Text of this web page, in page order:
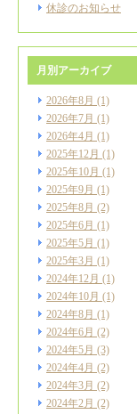
休診のお知らせ
月別アーカイブ
2026年8月 (1)
2026年7月 (1)
2026年4月 (1)
2025年12月 (1)
2025年10月 (1)
2025年9月 (1)
2025年8月 (2)
2025年6月 (1)
2025年5月 (1)
2025年3月 (1)
2024年12月 (1)
2024年10月 (1)
2024年8月 (1)
2024年6月 (2)
2024年5月 (3)
2024年4月 (2)
2024年3月 (2)
2024年2月 (2)